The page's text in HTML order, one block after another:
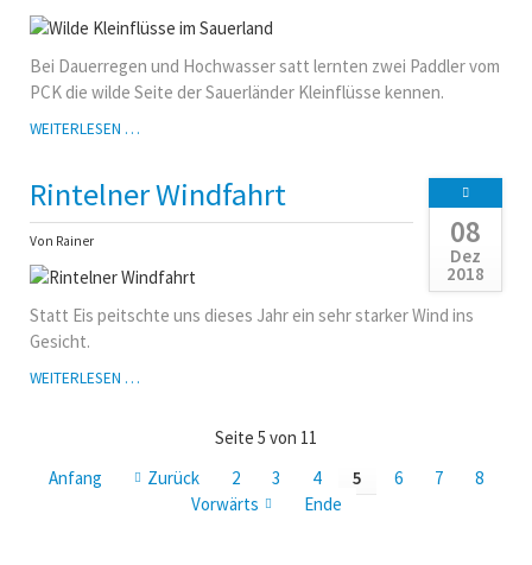
Bei Dauerregen und Hochwasser satt lernten zwei Paddler vom
PCK die wilde Seite der Sauerländer Kleinflüsse kennen.
WEITERLESEN …WILDE
SAUERLAND
Rintelner Windfahrt
08
Dez
2018
Von Rainer
Statt Eis peitschte uns dieses Jahr ein sehr starker Wind ins
Gesicht.
WEITERLESEN …RINTELNER
Seite 5 von 11
Anfang
Zurück 2 3 4 5 6 7
8
Vorwärts
Ende